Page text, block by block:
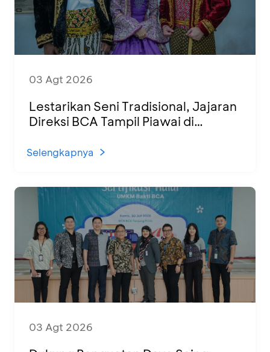
03 Agt 2026
Lestarikan Seni Tradisional, Jajaran
Direksi BCA Tampil Piawai di
Selengkapnya
03 Agt 2026